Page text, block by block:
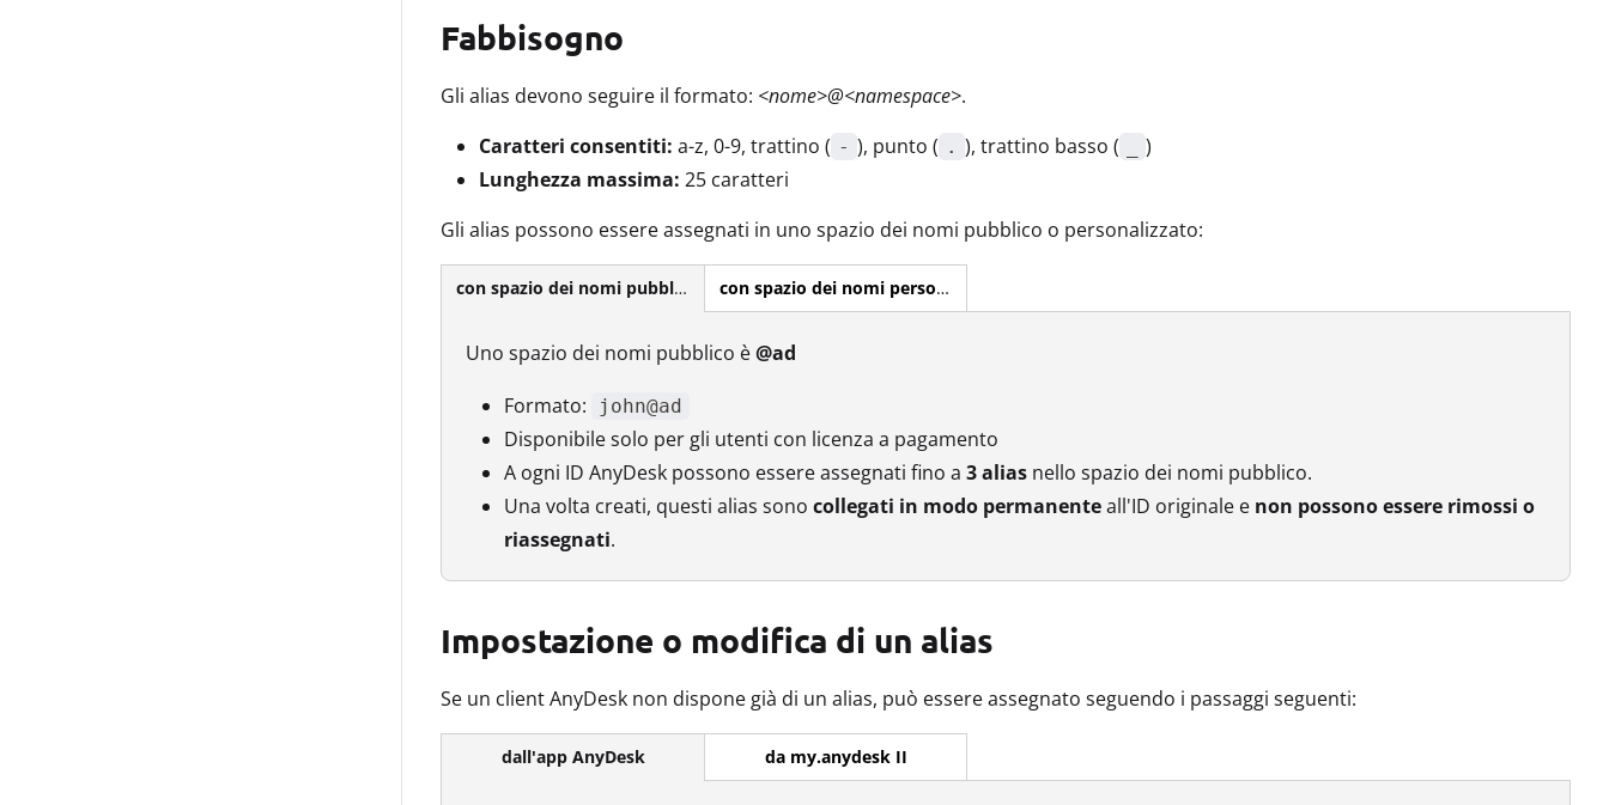
Fabbisogno
Gli alias devono seguire il formato: <nome>@<namespace>.
Caratteri consentiti: a-z, 0-9, trattino ( - ), punto ( . ), trattino basso (
)
Lunghezza massima: 25 caratteri
Gli alias possono essere assegnati in uno spazio dei nomi pubblico o personalizzato:
con spazio dei nomi pubblico con spazio dei nomi personalizzato
Uno spazio dei nomi pubblico è@ad
Formato:
john@ad
Disponibile solo per gli utenti con licenza a pagamento
A ogni ID AnyDesk possono essere assegnati fino a 3 alias nello spazio dei nomi pubblico.
Una volta creati, questi alias sono collegati in modo permanenteall'ID originale e non possono essere rimossi o
riassegnati.
Impostazione o modifica di un alias
Se un client AnyDesk non dispone già di un alias, può essere assegnato seguendo i passaggi seguenti:
dall'app AnyDesk da my.anydesk II